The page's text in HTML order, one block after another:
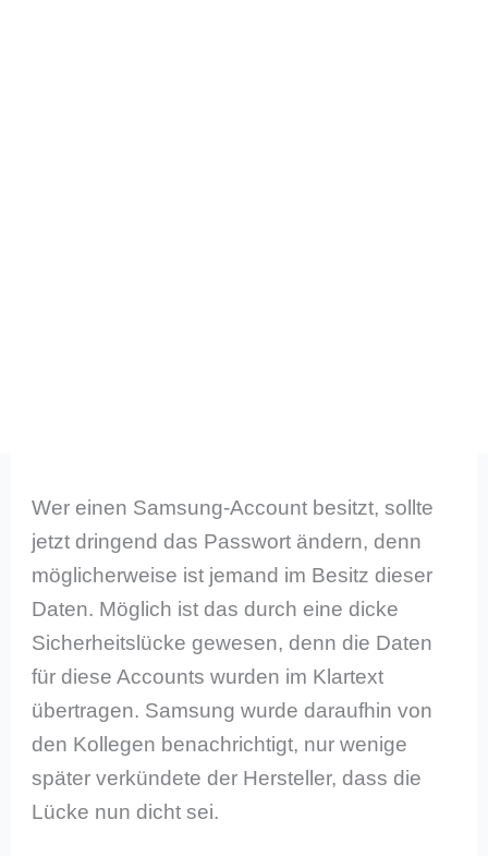
Wer einen Samsung-Account besitzt, sollte
jetzt dringend das Passwort ändern, denn
möglicherweise ist jemand im Besitz dieser
Daten. Möglich ist das durch eine dicke
Sicherheitslücke gewesen, denn die Daten
für diese Accounts wurden im Klartext
übertragen. Samsung wurde daraufhin von
den Kollegen benachrichtigt, nur wenige
später verkündete der Hersteller, dass die
Lücke nun dicht sei.